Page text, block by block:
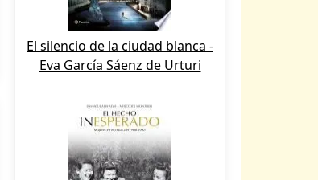
El silencio de la ciudad blanca -
Eva García Sáenz de Urturi